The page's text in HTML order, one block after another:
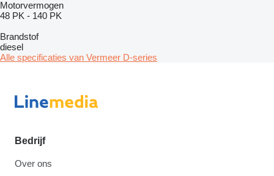
Motorvermogen
48 PK - 140 PK
Brandstof
diesel
Alle specificaties van Vermeer D-series
Bedrijf
Over ons